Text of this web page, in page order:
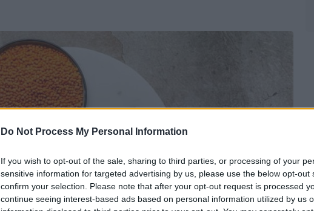
Do Not Process My Personal Information
If you wish to opt-out of the sale, sharing to third parties, or processing of your
sensitive information for targeted advertising by us, please use the below opt-out
confirm your selection. Please note that after your opt-out request is processed
continue seeing interest-based ads based on personal information utilized by us